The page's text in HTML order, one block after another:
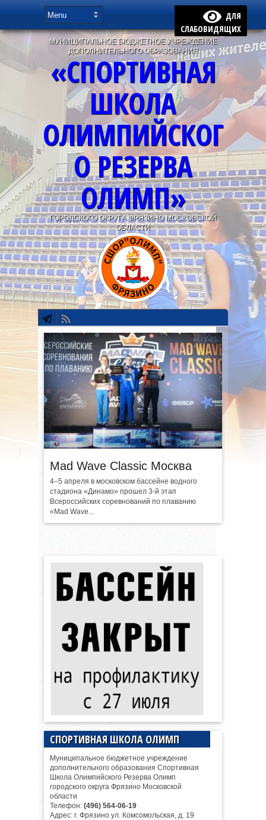
ДЛЯ
СЛАБОВИДЯЩИХ
МУНИЦИПАЛЬНОЕ БЮДЖЕТНОЕ УЧРЕЖДЕНИЕ
ДОПОЛНИТЕЛЬНОГО ОБРАЗОВАНИЯ
«СПОРТИВНАЯ
ШКОЛА
ОЛИМПИЙСКОГ
О РЕЗЕРВА
ОЛИМП»
ГОРОДСКОГО ОКРУГА ФРЯЗИНО МОСКОВСКОЙ
ОБЛАСТИ
Mad Wave Classic Москва
4–5 апреля в московском бассейне водного
стадиона «Динамо» прошел 3-й этап
Всероссийских соревнований по плаванию
«Mad Wave...
СПОРТИВНАЯ ШКОЛА ОЛИМП
Муниципальное бюджетное учреждение
дополнительного образования Спортивная
Школа Олимпийского Резерва Олимп
городского округа Фрязино Московской
области
Телефон: (496) 564-06-19
Адрес: г. Фрязино ул. Комсомольская, д. 19